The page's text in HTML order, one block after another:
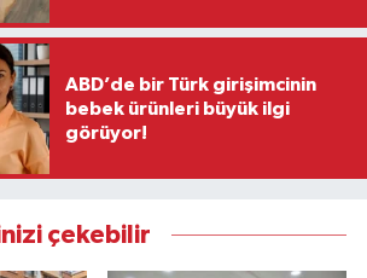
ABD’de bir Türk girişimcinin
bebek ürünleri büyük ilgi
görüyor!
çekebilir